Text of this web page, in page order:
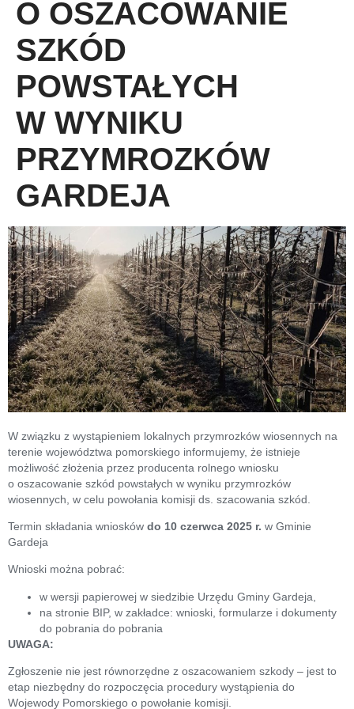
O OSZACOWANIE
SZKÓD
POWSTAŁYCH
W WYNIKU
PRZYMROZKÓW
GARDEJA
W związku z wystąpieniem lokalnych przymrozków wiosennych na
terenie województwa pomorskiego informujemy, że istnieje
możliwość złożenia przez producenta rolnego wniosku
o oszacowanie szkód powstałych w wyniku przymrozków
wiosennych, w celu powołania komisji ds. szacowania szkód.
Termin składania wniosków do 10 czerwca 2025 r. w Gminie
Gardeja
Wnioski można pobrać:
w wersji papierowej w siedzibie Urzędu Gminy Gardeja,
na stronie BIP, w zakładce: wnioski, formularze i dokumenty
do pobrania do pobrania
UWAGA:
Zgłoszenie nie jest równorzędne z oszacowaniem szkody – jest to
etap niezbędny do rozpoczęcia procedury wystąpienia do
Wojewody Pomorskiego o powołanie komisji.